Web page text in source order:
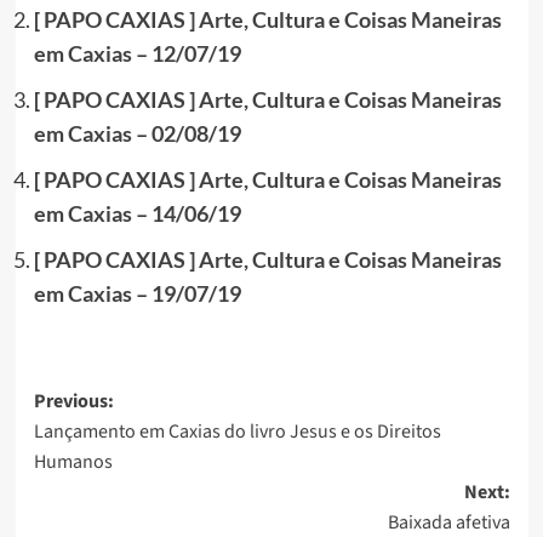
[ PAPO CAXIAS ] Arte, Cultura e Coisas Maneiras
em Caxias – 12/07/19
[ PAPO CAXIAS ] Arte, Cultura e Coisas Maneiras
em Caxias – 02/08/19
[ PAPO CAXIAS ] Arte, Cultura e Coisas Maneiras
em Caxias – 14/06/19
[ PAPO CAXIAS ] Arte, Cultura e Coisas Maneiras
em Caxias – 19/07/19
Post
navigation
Previous:
Lançamento em Caxias do livro Jesus e os Direitos
Humanos
Next:
Baixada afetiva